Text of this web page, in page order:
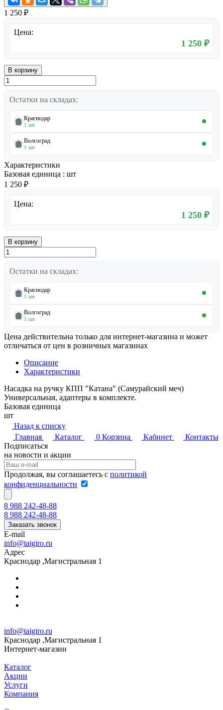
1 250 ₽
Цена:
1 250 ₽
В корзину
Остатки на складах:
Краснодар
1 шт.
Волгоград
1 шт.
Характеристики
Базовая единица : шт
1 250 ₽
Цена:
1 250 ₽
В корзину
Остатки на складах:
Краснодар
1 шт.
Волгоград
1 шт.
Цена действительна только для интернет-магазина и может
отличаться от цен в розничных магазинах
Описание
Характеристики
Насадка на ручку КПП "Катана" (Самурайский меч)
Универсальная, адаптеры в комплекте.
Базовая единица
шт
Назад к списку
Главная
Каталог 0 Корзина Кабинет
Контакты
Подписаться
на новости и акции
Продолжая, вы соглашаетесь с политикой
конфиденциальности
8 988 242-48-88
8 988 242-48-88
Заказать звонок
E-mail
info@taigiro.ru
Адрес
Краснодар ,Магистральная 1
info@taigiro.ru
Краснодар ,Магистральная 1
Интернет-магазин
Каталог
Акции
Услуги
Компания